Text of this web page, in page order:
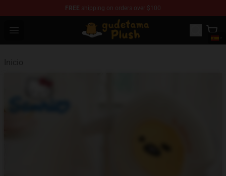
FREE shipping on orders over $100
Open menu
Gudetama Plush Shop - The Best Store of Gudetama